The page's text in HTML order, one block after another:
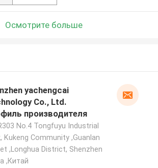
Осмотрите больше
yachengcai
Co., Ltd.
производителя
No.4 Tongfuyu Industrial
Kukeng Community ,Guanlan
,Longhua District, Shenzhen
,Китай